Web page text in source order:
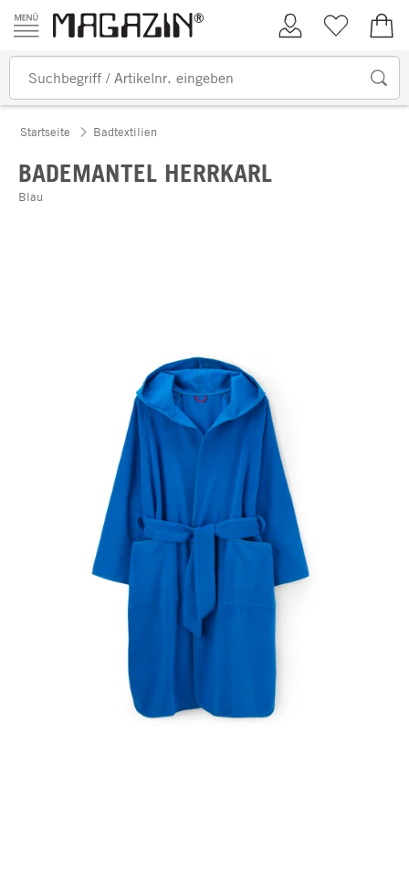
Zum Inhalt springen
Kundenkonto
Merkliste
Startseite Badtextilien
BADEMANTEL HERRKARL
Blau